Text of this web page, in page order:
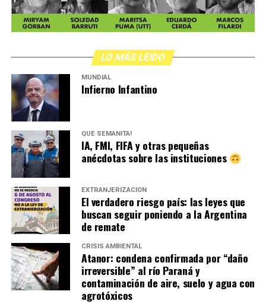
LO MÁS LEIDO
MUNDIAL
Infierno Infantino
QUÉ SEMANITA!
IA, FMI, FIFA y otras pequeñas
anécdotas sobre las instituciones
EXTRANJERIZACIÓN
El verdadero riesgo país: las leyes que
buscan seguir poniendo a la Argentina
de remate
CRISIS AMBIENTAL
Atanor: condena confirmada por “daño
irreversible” al río Paraná y
contaminación de aire, suelo y agua con
agrotóxicos